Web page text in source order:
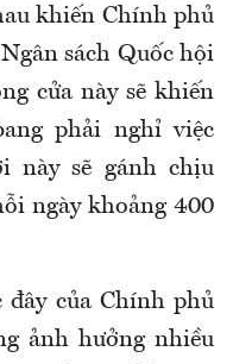
khiến Chính phủ
sách Quốc hội
cửa này sẽ khiến
phải nghỉ việc
này sẽ gánh chịu
ngày khoảng 400
của Chính phủ
ảnh hưởng nhiều